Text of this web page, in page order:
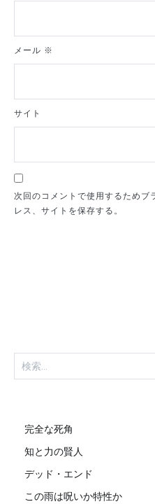
メール ※
サイト
次回のコメントで使用するためブ
レス、サイトを保存する。
検
索:
完全な死角
知と力の賢人
デッド・エンド
この雨は呪いか特性か